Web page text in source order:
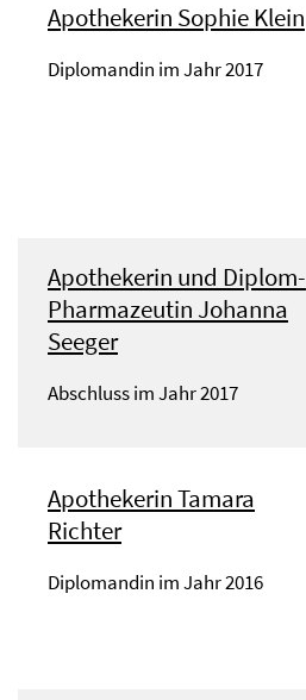
Apothekerin Sophie Klein
Diplomandin im Jahr 2017
Apothekerin und Diplom-
Pharmazeutin Johanna
Seeger
Abschluss im Jahr 2017
Apothekerin Tamara
Richter
Diplomandin im Jahr 2016